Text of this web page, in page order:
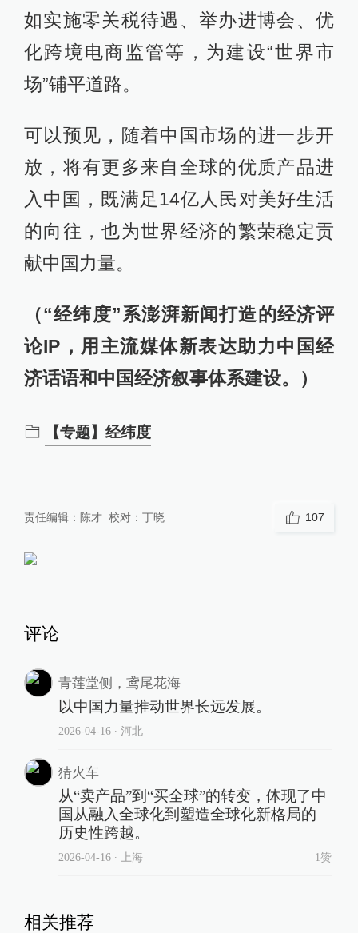
如实施零关税待遇、举办进博会、优
化跨境电商监管等，为建设“世界市
场”铺平道路。
可以预见，随着中国市场的进一步开
放，将有更多来自全球的优质产品进
入中国，既满足14亿人民对美好生活
的向往，也为世界经济的繁荣稳定贡
献中国力量。
（“经纬度”系澎湃新闻打造的经济评
论IP，用主流媒体新表达助力中国经
济话语和中国经济叙事体系建设。）
【专题】经纬度
责任编辑： 陈才 校对： 丁晓 107
评论
青莲堂侧，鸢尾花海
以中国力量推动世界长远发展。
2026-04-16∙ 河北
猜火车
从“卖产品”到“买全球”的转变，体现了中
国从融入全球化到塑造全球化新格局的
历史性跨越。
2026-04-16∙ 上海 1赞
相关推荐